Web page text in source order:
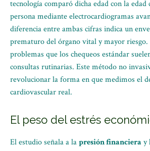
tecnología comparó dicha edad con la
persona mediante electrocardiogramas
diferencia entre ambas cifras indica un
prematuro del órgano vital y mayor
problemas que los chequeos estándar
consultas rutinarias. Este método no
revolucionar la forma en que medimos el
cardiovascular real.
El peso del estrés
El estudio señala a lapresión financiera y